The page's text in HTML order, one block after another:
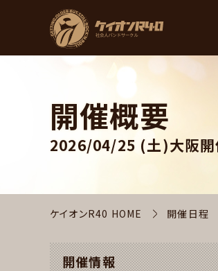
開催概要
2026/04/25 (土)大阪
ケイオンR40 HOME 開催日程
開催情報